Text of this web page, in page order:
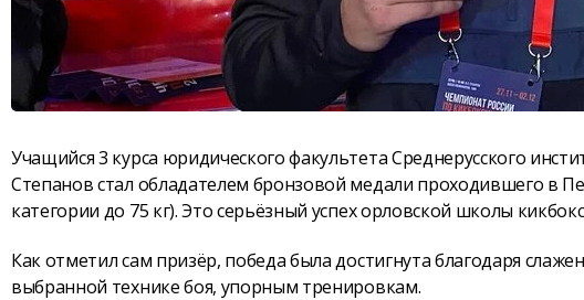
Учащийся 3 курса юридического факультета Среднерусского
Степанов стал обладателем бронзовой медали проходившего в
категории до 75 кг). Это серьёзный успех орловской школы
Как отметил сам призёр, победа была достигнута благодаря
выбранной технике боя, упорным тренировкам.